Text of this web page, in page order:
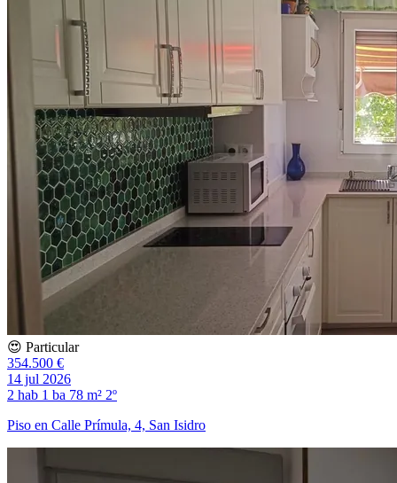
😍 Particular
354.500 €
14 jul 2026
2 hab 1 ba 78 m² 2º
Piso en Calle Prímula, 4, San Isidro